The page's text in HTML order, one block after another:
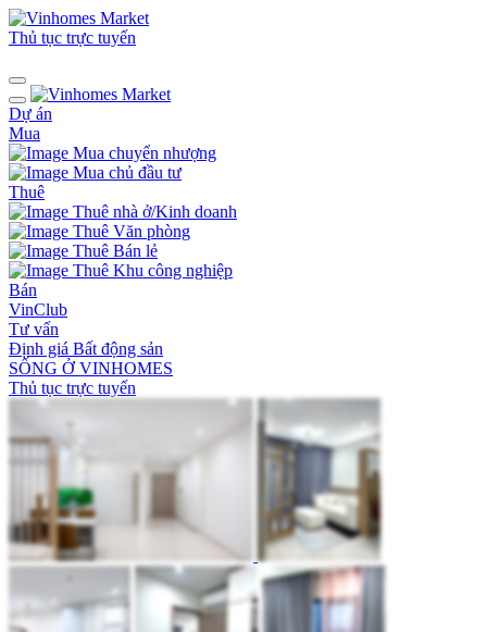
Thủ tục trực tuyến
Dự án
Mua
Mua chuyển nhượng
Mua chủ đầu tư
Thuê
Thuê nhà ở/Kinh doanh
Thuê Văn phòng
Thuê Bán lẻ
Thuê Khu công nghiệp
Bán
VinClub
Tư vấn
Định giá Bất động sản
SỐNG Ở VINHOMES
Thủ tục trực tuyến